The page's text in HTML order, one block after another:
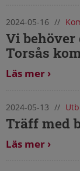
2024-05-16 //
Vi
Torsås
Läs mer
2024-05-13 //
Träff med
Läs mer